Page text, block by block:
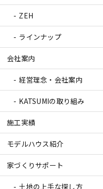
ZEH
ラインナップ
会社案内
経営理念・会社案内
KATSUMIの取り組み
施工実績
モデルハウス紹介
家づくりサポート
土地の上手な探し方